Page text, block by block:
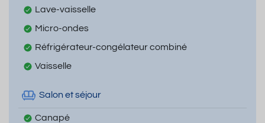
Lave-vaisselle
Micro-ondes
Réfrigérateur-congélateur combiné
Vaisselle
Salon et séjour
Canapé